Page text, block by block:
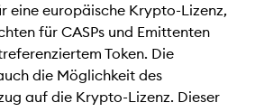
eine europäische Krypto-Lizenz,
für CASPs und Emittenten
Token. Die
die Möglichkeit des
auf die Krypto-Lizenz. Dieser